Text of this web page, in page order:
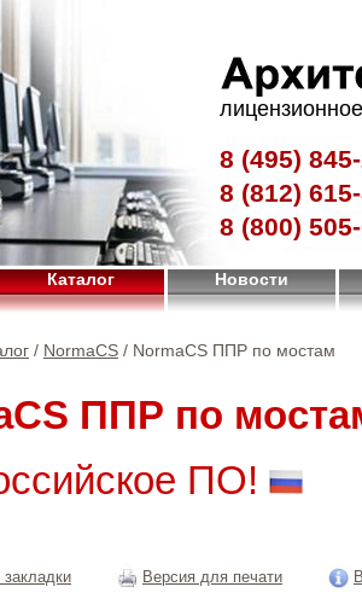
8 (495)
8 (812)
8 (800)
Каталог Новости
/ NormaCS / NormaCS ППР по мостам
ППР по
ПО!
Версия для печати